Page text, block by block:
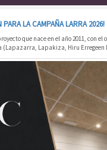
PARA LA CAMPAÑA LARRA 2026!
que nace en el año 2011, con el
(Lapazarra, Lapakiza, Hiru Erregeen